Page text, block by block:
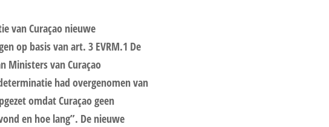
van Curaçao nieuwe
op basis van art. 3 EVRM.1 De
Ministers van Curaçao
had overgenomen van
omdat Curaçao geen
en hoe lang”. De nieuwe